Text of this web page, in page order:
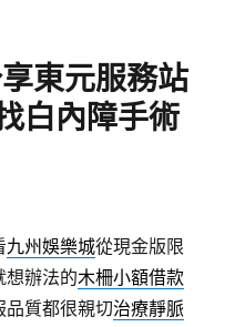
東元服務站
白內障手術
九州娛樂城從現金版限
想辦法的木柵小額借款
品質都很親切治療靜脈